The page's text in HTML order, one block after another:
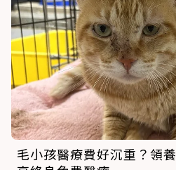
毛小孩醫療費好沉重？領養